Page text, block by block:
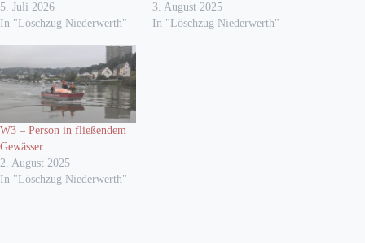
5. Juli 2026
In "Löschzug Niederwerth"
3. August 2025
In "Löschzug Niederwerth"
W3 – Person in fließendem
Gewässer
2. August 2025
In "Löschzug Niederwerth"